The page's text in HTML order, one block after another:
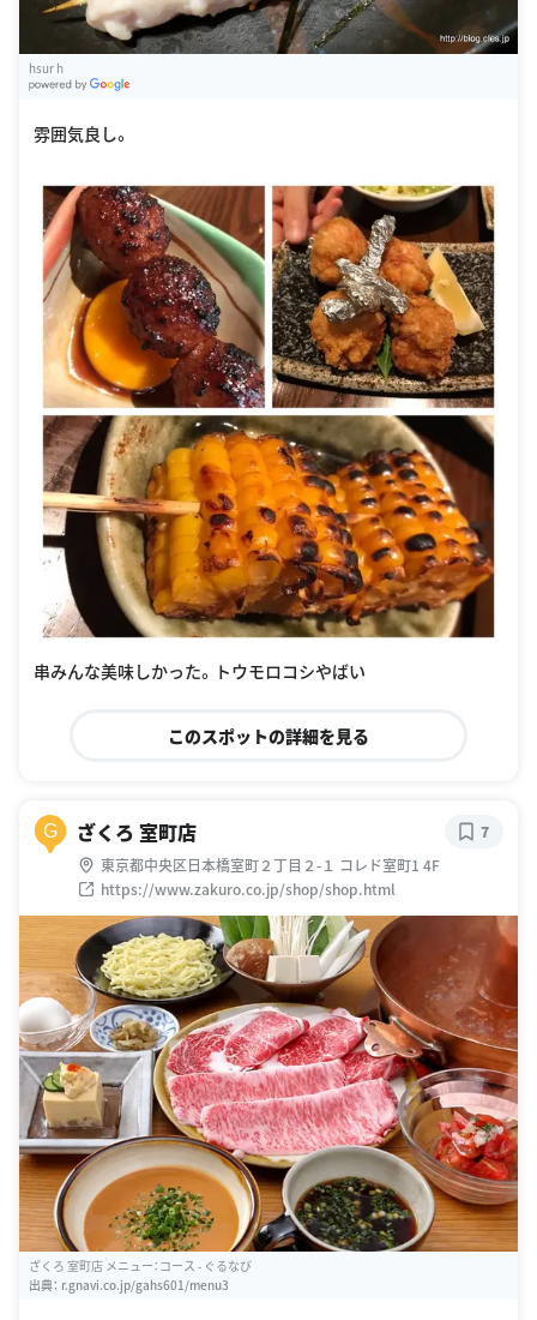
hsur h
雰囲気良し。
串みんな美味しかった。トウモロコシやばい
このスポットの詳細を見る
G ざくろ 室町店
東京都中央区日本橋室町２丁目２-１ コレド室町1 4F
https://www.zakuro.co.jp/shop/shop.html
7
ざくろ 室町店 メニュー：コース - ぐるなび
出典： r.gnavi.co.jp/gahs601/menu3